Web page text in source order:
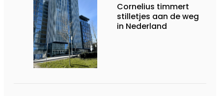
Cornelius timmert
stilletjes aan de weg
in Nederland